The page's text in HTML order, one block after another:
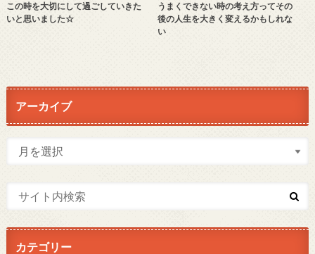
この時を大切にして過ごしていきた
いと思いました☆
うまくできない時の考え方ってその
後の人生を大きく変えるかもしれな
い
アーカイブ
カテゴリー